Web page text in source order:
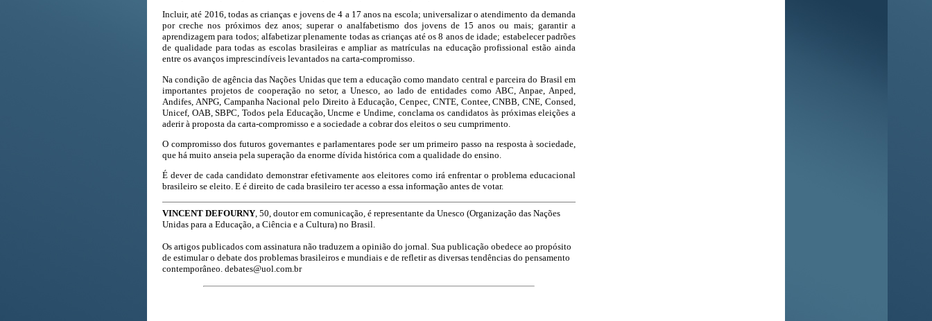
Incluir, até 2016, todas as crianças e jovens de 4 a 17 anos na escola; universalizar o atendimento da demanda
por creche nos próximos dez anos; superar o analfabetismo dos jovens de 15 anos ou mais; garantir a
aprendizagem para todos; alfabetizar plenamente todas as crianças até os 8 anos de idade; estabelecer padrões
de qualidade para todas as escolas brasileiras e ampliar as matrículas na educação profissional estão ainda
entre os avanços imprescindíveis levantados na carta-compromisso.
Na condição de agência das Nações Unidas que tem a educação como mandato central e parceira do Brasil em
importantes projetos de cooperação no setor, a Unesco, ao lado de entidades como ABC, Anpae, Anped,
Andifes, ANPG, Campanha Nacional pelo Direito à Educação, Cenpec, CNTE, Contee, CNBB, CNE, Consed,
Unicef, OAB, SBPC, Todos pela Educação, Uncme e Undime, conclama os candidatos às próximas eleições a
aderir à proposta da carta-compromisso e a sociedade a cobrar dos eleitos o seu cumprimento.
O compromisso dos futuros governantes e parlamentares pode ser um primeiro passo na resposta à sociedade,
que há muito anseia pela superação da enorme dívida histórica com a qualidade do ensino.
É dever de cada candidato demonstrar efetivamente aos eleitores como irá enfrentar o problema educacional
brasileiro se eleito. E é direito de cada brasileiro ter acesso a essa informação antes de votar.
VINCENT DEFOURNY , 50, doutor em comunicação, é representante da Unesco (Organização das Nações
Unidas para a Educação, a Ciência e a Cultura) no Brasil.
Os artigos publicados com assinatura não traduzem a opinião do jornal. Sua publicação obedece ao propósito
de estimular o debate dos problemas brasileiros e mundiais e de refletir as diversas tendências do pensamento
contemporâneo. debates@uol.com.br